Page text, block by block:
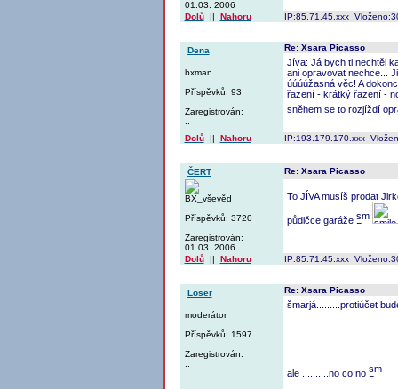
01.03. 2006
Dolů|| Nahoru IP:85.71.45.xxx
Dena
bxman
Příspěvků: 93
Zaregistrován:
Re: Xsara Picasso
Jíva: Já bych ti nechtěl
ani opravovat nechce...
úúúúžasná věc! A
řazení - krátký řazení -
sněhem se to rozjíždí
Dolů|| Nahoru IP:193.179.170.xxx
ČERT
BX_vševěd
Příspěvků: 3720
Zaregistrován:
01.03. 2006
Re: Xsara Picasso
To JÍVA musíš prodat
půdičce garáže
Dolů|| Nahoru IP:85.71.45.xxx
Loser
moderátor
Příspěvků: 1597
Zaregistrován:
Re: Xsara Picasso
šmarjá.........protiúčet
ale ..........no co no